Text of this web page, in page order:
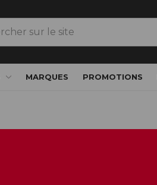
MARQUES PROMOTIONS